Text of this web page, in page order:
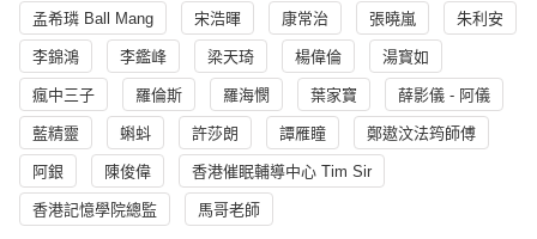
孟希璘 Ball Mang 宋浩暉 康常治 張曉嵐 朱利安
李錦鴻 李鑑峰 梁天琦 楊偉倫 湯寳如
瘋中三子 羅倫斯 羅海憫 葉家寶 薛影儀 - 阿儀
藍精靈 蝌蚪 許莎朗 譚雁瞳 鄭遨汶法筠師傅
阿銀 陳俊偉 香港催眠輔導中心 Tim Sir
香港記憶學院總監 馬哥老師